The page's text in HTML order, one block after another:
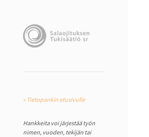
« Tietopankin etusivulle
Hankkeita voi järjestää työn
nimen, vuoden, tekijän tai